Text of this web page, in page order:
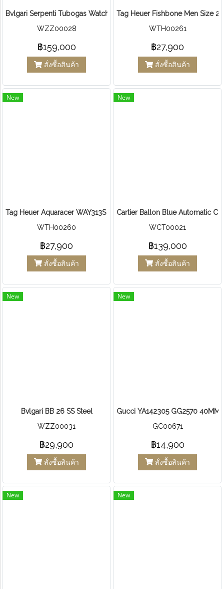
Bvlgari Serpenti Tubogas Watch Steel
WZZ00028
฿159,000
สั่งซื้อสินค้า
Tag Heuer Fishbone Men Size 2k
WTH00261
฿27,900
สั่งซื้อสินค้า
New
Tag Heuer Aquaracer WAY313S Blue Pear
WTH00260
฿27,900
สั่งซื้อสินค้า
New
Cartier Ballon Blue Automatic
WCT00021
฿139,000
สั่งซื้อสินค้า
New
Bvlgari BB 26 SS Steel
WZZ00031
฿29,900
สั่งซื้อสินค้า
New
Gucci YA142305 GG2570
GC00671
฿14,900
สั่งซื้อสินค้า
New New